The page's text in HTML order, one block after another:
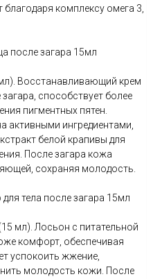
комплексу омега 3,
после загара 15мл
Восстанавливающий крем
способствует более
пигментных пятен.
ингредиентами,
белой крапивы для
После загара кожа
сохраняя молодость.
тела после загара 15мл
мл). Лосьон с питательной
комфорт, обеспечивая
успокоить жжение,
молодость кожи. После